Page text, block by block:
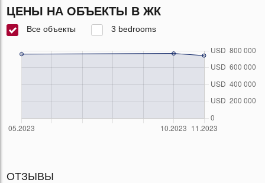
ЦЕНЫ НА ОБЪЕКТЫ В ЖК
Все объекты 3 bedrooms
ОТЗЫВЫ